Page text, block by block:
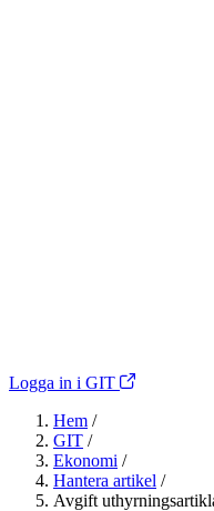
Logga in i GIT
Hem /
GIT /
Ekonomi /
Hantera artikel /
Avgift